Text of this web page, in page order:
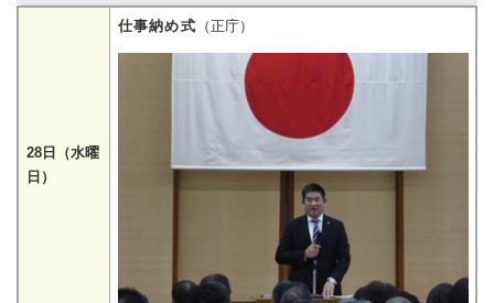
28日（水曜
日）
仕事納め式 （正庁）